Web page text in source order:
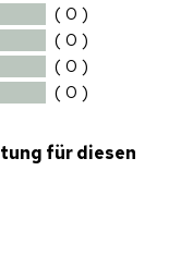
( 0 )
( 0 )
( 0 )
( 0 )
für diesen